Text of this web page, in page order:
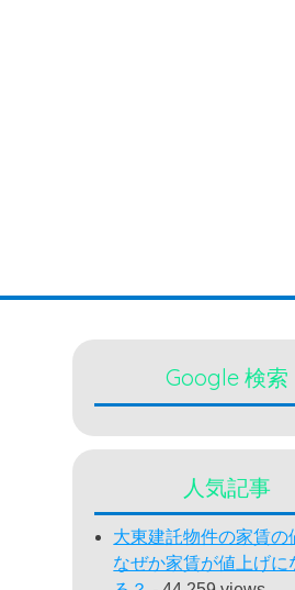
Google 検索
人気記事
大東建託物件の家賃
なぜか家賃が値上げに